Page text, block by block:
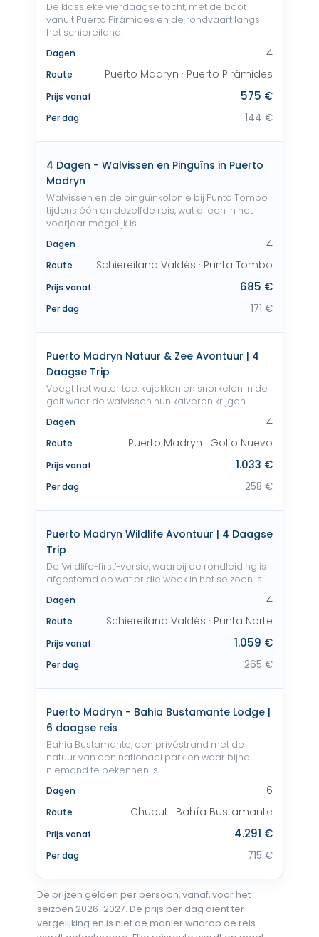
De klassieke vierdaagse tocht, met de boot
vanuit Puerto Pirámides en de rondvaart langs
het schiereiland.
Dagen
4
Route Puerto Madryn · Puerto Pirámides
Prijs vanaf 575 €
Per dag 144 €
4 Dagen - Walvissen en Pinguïns in Puerto
Madryn
Walvissen en de pinguïnkolonie bij Punta Tombo
tijdens één en dezelfde reis, wat alleen in het
voorjaar mogelijk is.
Dagen
4
Route Schiereiland Valdés · Punta Tombo
Prijs vanaf 685 €
Per dag 171 €
Puerto Madryn Natuur & Zee Avontuur | 4
Daagse Trip
Voegt het water toe: kajakken en snorkelen in de
golf waar de walvissen hun kalveren krijgen.
Dagen
4
Route Puerto Madryn · Golfo Nuevo
Prijs vanaf 1.033 €
Per dag 258 €
Puerto Madryn Wildlife Avontuur | 4 Daagse
Trip
De ‘wildlife-first’-versie, waarbij de rondleiding is
afgestemd op wat er die week in het seizoen is.
Dagen
4
Route Schiereiland Valdés · Punta Norte
Prijs vanaf 1.059 €
Per dag 265 €
Puerto Madryn - Bahia Bustamante Lodge |
6 daagse reis
Bahia Bustamante, een privéstrand met de
natuur van een nationaal park en waar bijna
niemand te bekennen is.
Dagen
6
Route Chubut · Bahía Bustamante
Prijs vanaf 4.291 €
Per dag 715 €
De prijzen gelden per persoon, vanaf, voor het
seizoen 2026-2027. De prijs per dag dient ter
vergelijking en is niet de manier waarop de reis